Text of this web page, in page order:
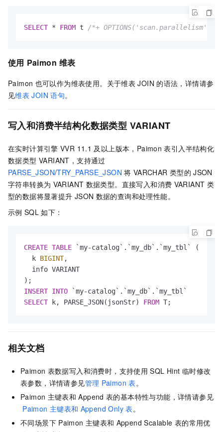
SELECT * FROM t /*+ OPTIONS('scan.parallelism'
使用 Paimon 维表
Paimon 也可以作为维表使用。关于维表 JOIN 的语法，详情请参
见维表 JOIN 语句。
写入和消费半结构化数据类型 VARIANT
在实时计算引擎 VVR 11.1 及以上版本，Paimon 表引入半结构化
数据类型 VARIANT，支持通过
PARSE_JSON/TRY_PARSE_JSON 将 VARCHAR 类型的 JSON
字符串转换为 VARIANT 数据类型。直接写入和消费 VARIANT 类
型的数据将显著提升 JSON 数据的查询和处理性能。
示例 SQL 如下：
CREATE TABLE `my-catalog`.`my_db`.`my_tbl` (
  k
BIGINT,
  info VARIANT
INSERT INTO `my-
SELECT k, PARSE_JSON(jsonStr) FROM T;
相关文档
Paimon 表数据写入和消费时，支持使用 SQL Hint 临时修改
表参数，详情请参见管理 Paimon 表。
Paimon 主键表和 Append 表的基本特性与功能，详情请参见
Paimon 主键表和 Append Only 表。
不同场景下 Paimon 主键表和 Append Scalable 表的常用优